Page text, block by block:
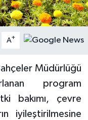
A+
Müdürlüğü
program
bakımı, çevre
iyileştirilmesine